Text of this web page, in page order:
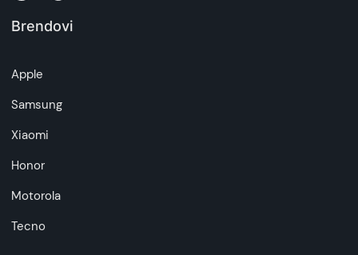
artikala budu što tačnije i detaljnije ali ne može
da garantuje da su svi podaci apsolutno ispravni.
Brendovi
Apple
Samsung
Xiaomi
Honor
Motorola
Tecno